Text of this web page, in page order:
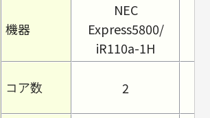
機器
NEC
Express5800/
iR110a-1H
コア数 2